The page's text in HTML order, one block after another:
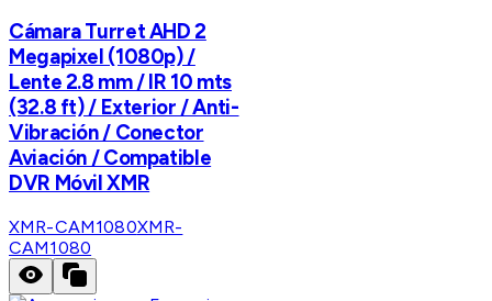
Cámara Turret AHD 2
Megapixel (1080p) /
Lente 2.8 mm / IR 10 mts
(32.8 ft) / Exterior / Anti-
Vibración / Conector
Aviación / Compatible
DVR Móvil XMR
XMR-CAM1080XMR-
CAM1080